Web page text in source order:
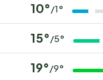
10° /1°
15° /5°
19° /9°